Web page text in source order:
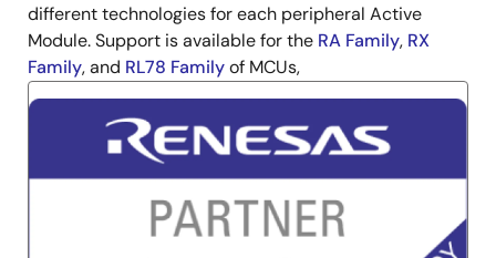
different technologies for each peripheral Active
Module. Support is available for the RA Family, RX
Family, and RL78 Familyof MCUs,